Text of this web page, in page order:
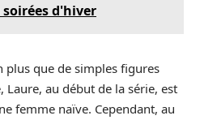
d'hiver
plus que de simples figures
Laure, au début de la série, est
femme naïve. Cependant, au